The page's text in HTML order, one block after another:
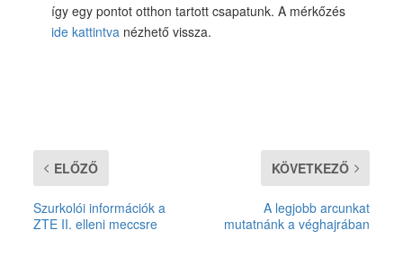
így egy pontot otthon tartott csapatunk. A mérkőzés
ide kattintva nézhető vissza.
ELŐZŐ
Szurkolói információk a
ZTE II. elleni meccsre
KÖVETKEZŐ
A legjobb arcunkat
mutatnánk a véghajrában